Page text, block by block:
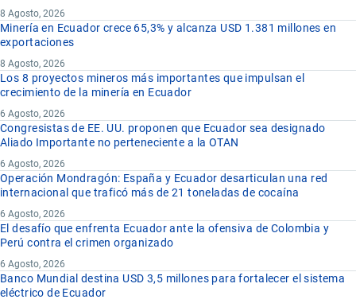
8 Agosto, 2026
Minería en Ecuador crece 65,3% y alcanza USD 1.381 millones en
exportaciones
8 Agosto, 2026
Los 8 proyectos mineros más importantes que impulsan el
crecimiento de la minería en Ecuador
6 Agosto, 2026
Congresistas de EE. UU. proponen que Ecuador sea designado
Aliado Importante no perteneciente a la OTAN
6 Agosto, 2026
Operación Mondragón: España y Ecuador desarticulan una red
internacional que traficó más de 21 toneladas de cocaína
6 Agosto, 2026
El desafío que enfrenta Ecuador ante la ofensiva de Colombia y
Perú contra el crimen organizado
6 Agosto, 2026
Banco Mundial destina USD 3,5 millones para fortalecer el sistema
eléctrico de Ecuador